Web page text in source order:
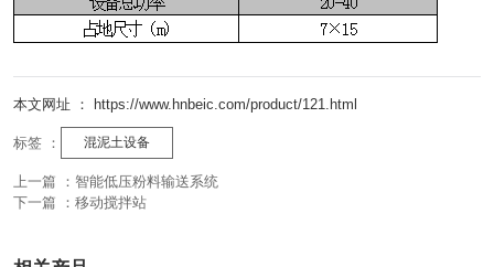
本文网址 ： https://www.hnbeic.com/product/121.html
标签 ： 混泥土设备
上一篇 ： 智能低压粉料输送系统
下一篇 ： 移动搅拌站